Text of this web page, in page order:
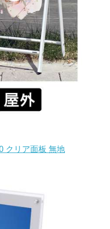
クリア面板 無地